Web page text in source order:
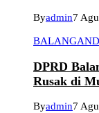
Byadmin7
BALANGAN
DPRD
Rusak di
Byadmin7